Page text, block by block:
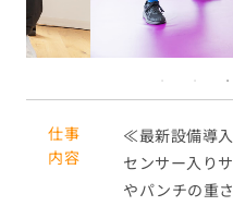
仕事
内容
≪最新設備導
センサー入り
やパンチの重